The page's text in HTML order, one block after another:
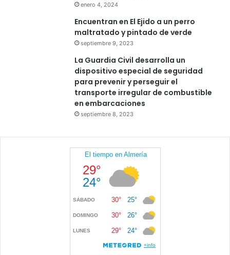
enero 4, 2024
Encuentran en El Ejido a un perro
maltratado y pintado de verde
septiembre 9, 2023
La Guardia Civil desarrolla un
dispositivo especial de seguridad
para prevenir y perseguir el
transporte irregular de combustible
en embarcaciones
septiembre 8, 2023